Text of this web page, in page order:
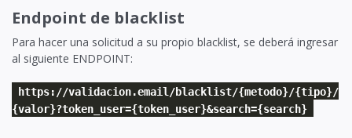
Endpoint de blacklist
Para hacer una solicitud a su propio blacklist, se deberá ingresar
al siguiente ENDPOINT:
https://validacion.email/blacklist/{metodo}/{tipo}/
{valor}?token_user={token_user}&search={search}